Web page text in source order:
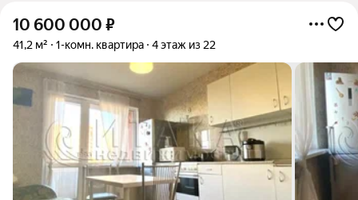
10 600 000 ₽
41,2 м² 1-комн. квартира 4 этаж из 22